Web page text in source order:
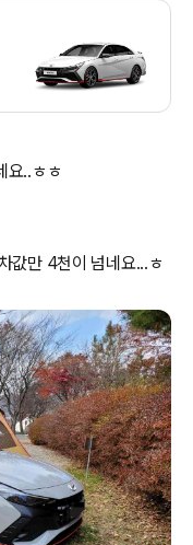
요..ㅎㅎ
값만 4천이 넘네요...ㅎ